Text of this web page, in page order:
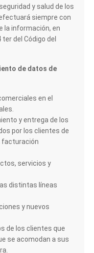
y salud de los
siempre con
la información, en
del Código del
de datos de
en el
y entrega de los
por los clientes de
facturación
servicios y
distintas líneas
y nuevos
de los clientes que
se acomodan a sus